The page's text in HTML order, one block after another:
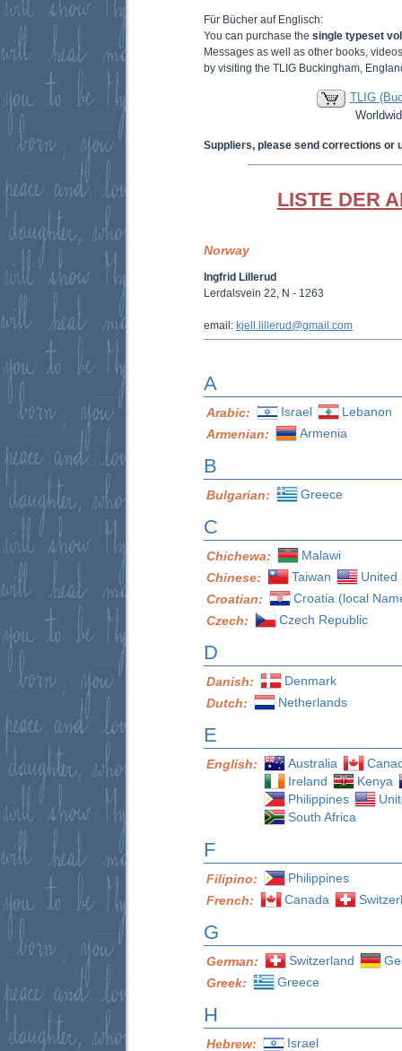
Für Bücher auf Englisch:
You can purchase the single typeset
Messages as well as other books,
by visiting the TLIG Buckingham,
TLIG
Suppliers, please send corrections or
LISTE DER
Norway
Ingfrid Lillerud
Lerdalsvein 22, N - 1263
email: kjell.lillerud@gmail.com
A
Arabic: Israel
Lebanon
Armenian:
Armenia
B
Bulgarian: Greece
C
Chichewa:
Malawi
Chinese:
Taiwan
United
Croatian:
Croatia (local
Czech:
Czech Republic
D
Danish:
Denmark
Dutch:
Netherlands
E
English: Australia
Ireland
Kenya
Philippines
South Africa
F
Filipino:
Philippines
French:
Canada
G
German: Switzerland
Greek:
Greece
H
Hebrew:
Israel